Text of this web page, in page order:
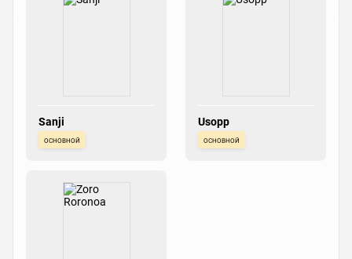
Sanji
основной
Usopp
основной